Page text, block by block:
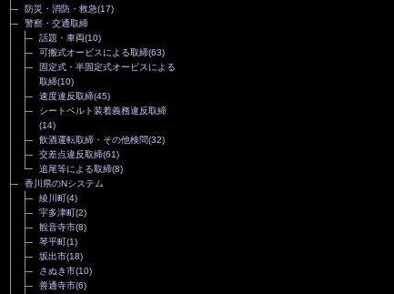
防災・消防・救急(17)
警察・交通取締
話題・車両(10)
可搬式オービスによる取締(63)
固定式・半固定式オービスによる
取締(10)
速度違反取締(45)
シートベルト装着義務違反取締
(14)
飲酒運転取締・その他検問(32)
交差点違反取締(61)
追尾等による取締(8)
香川県のNシステム
綾川町(4)
宇多津町(2)
観音寺市(8)
琴平町(1)
坂出市(18)
さぬき市(10)
善通寺市(6)